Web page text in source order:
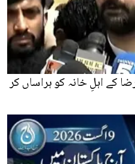
کے اہلِ خانہ کو ہراساں کر